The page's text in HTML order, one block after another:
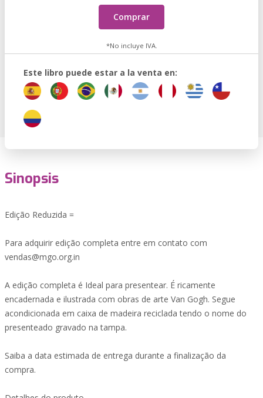
Comprar
*No incluye IVA.
Este libro puede estar a la venta en:
Sinopsis
Edição Reduzida =
Para adquirir edição completa entre em contato com
vendas@mgo.org.in
A edição completa é Ideal para presentear. É ricamente
encadernada e ilustrada com obras de arte Van Gogh. Segue
acondicionada em caixa de madeira reciclada tendo o nome do
presenteado gravado na tampa.
Saiba a data estimada de entrega durante a finalização da
compra.